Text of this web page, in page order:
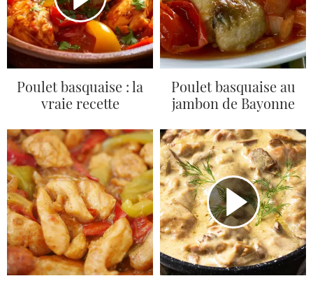
Poulet basquaise : la
vraie recette
Poulet basquaise au
jambon de Bayonne